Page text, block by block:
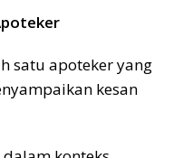
satu apoteker yang
kesan